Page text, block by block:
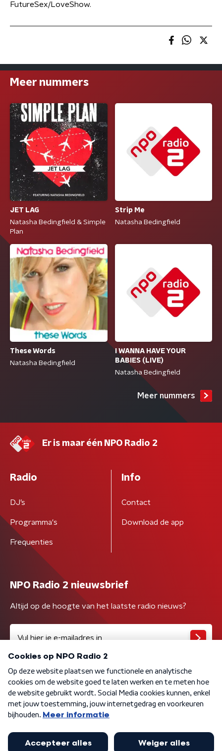
FutureSex/LoveShow.
Meer nummers
JET LAG
Natasha Bedingfield & Simple
Plan
Strip Me
Natasha Bedingfield
These Words
Natasha Bedingfield
I WANNA HAVE YOUR
BABIES (LIVE)
Natasha Bedingfield
Meer nummers
Er is maar één NPO Radio 2
Radio
DJ’s
Programma's
Frequenties
Info
Contact
Download de app
NPO Radio 2 nieuwsbrief
Altijd op de hoogte van het laatste radio nieuws?
Algemene voorwaarden